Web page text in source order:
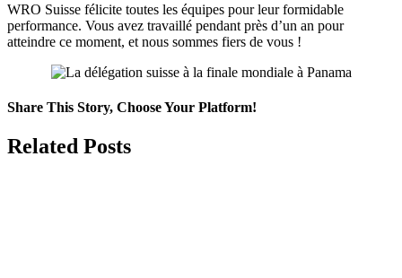
WRO Suisse félicite toutes les équipes pour leur formidable
performance. Vous avez travaillé pendant près d’un an pour
atteindre ce moment, et nous sommes fiers de vous !
Share This Story, Choose Your Platform!
Facebook
X
Reddit
LinkedIn
WhatsApp
Telegram
Tumblr
Pinterest
Vk
Xing
Email
Related Posts